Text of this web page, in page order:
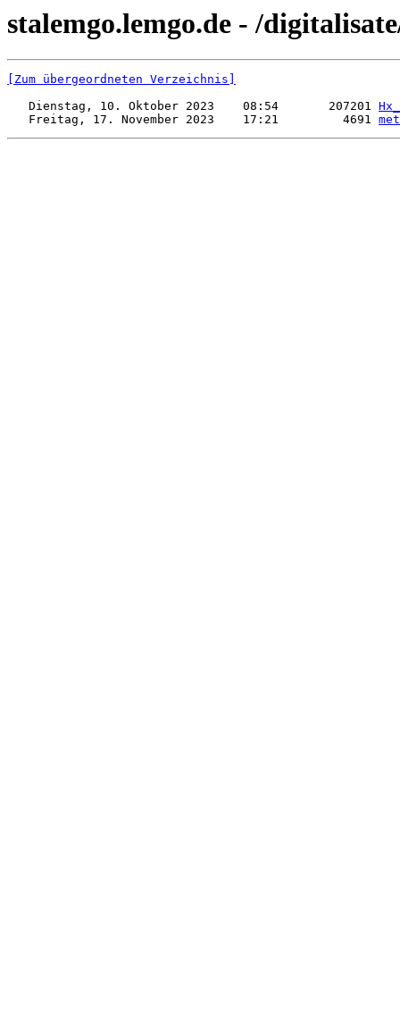
stalemgo.lemgo.de - /
[Zum übergeordneten Verzeichnis]
   Dienstag, 10. Oktober 2023    08:54       207201
   Freitag, 17. November 2023    17:21         4691